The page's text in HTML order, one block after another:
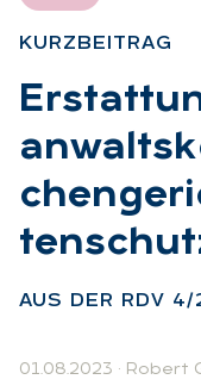
KURZ­BEI­TRAG
:
AUS DER RDV
01.08.2023 · Robert